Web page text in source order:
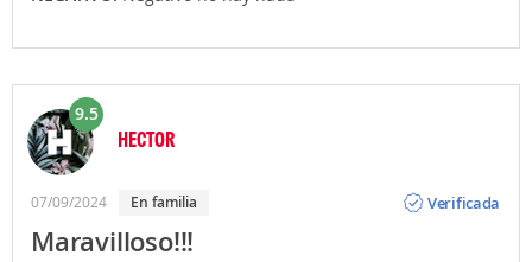
9.5
HECTOR
07/09/2024 En familia
Verificada
Maravilloso!!!